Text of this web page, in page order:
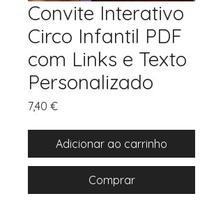
Convite Interativo
Circo Infantil PDF
com Links e Texto
Personalizado
7,40 €Preço
Adicionar ao carrinho
Comprar